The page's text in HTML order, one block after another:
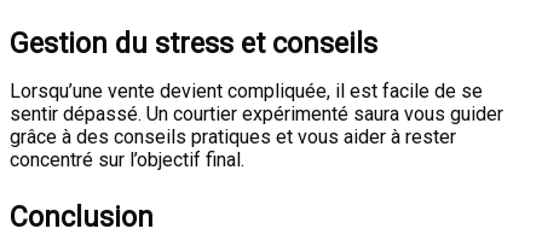
Gestion du stress et conseils
Lorsqu’une vente devient compliquée, il est facile de se
sentir dépassé. Un courtier expérimenté saura vous guider
grâce à des conseils pratiques et vous aider à rester
concentré sur l’objectif final.
Conclusion